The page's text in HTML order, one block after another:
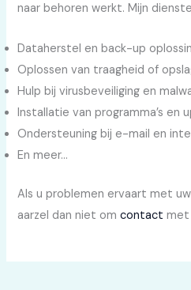
naar behoren werkt. Mijn
Dataherstel en back-up
Oplossen van traagheid of
Hulp bij virusbeveiliging en
Installatie van programma’s en
Ondersteuning bij e-mail en
En meer…
Als u problemen ervaart met
aarzel dan niet omcontactmet